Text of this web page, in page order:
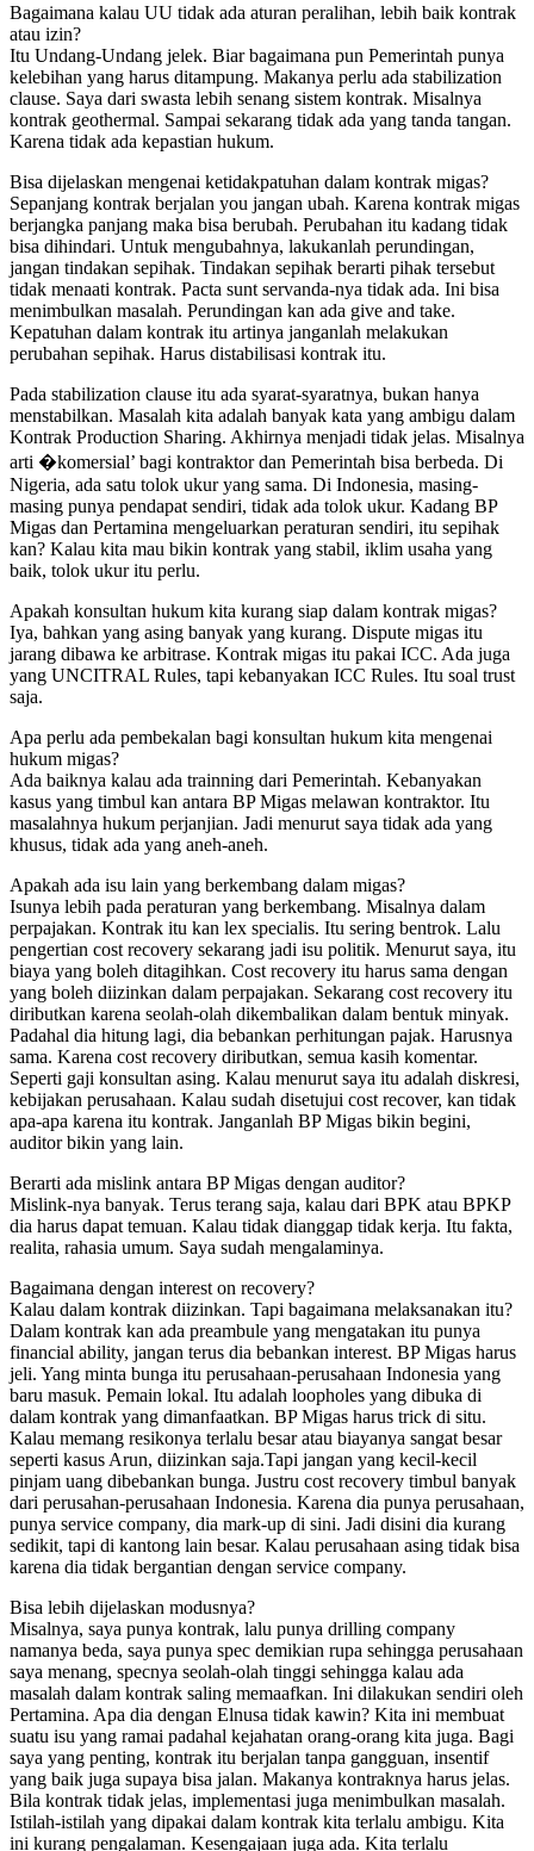
Bagaimana kalau UU tidak ada aturan peralihan, lebih baik kontrak
atau izin?
Itu Undang-Undang jelek. Biar bagaimana pun Pemerintah punya
kelebihan yang harus ditampung. Makanya perlu ada stabilization
clause. Saya dari swasta lebih senang sistem kontrak. Misalnya
kontrak geothermal. Sampai sekarang tidak ada yang tanda tangan.
Karena tidak ada kepastian hukum.
Bisa dijelaskan mengenai ketidakpatuhan dalam kontrak migas?
Sepanjang kontrak berjalan you jangan ubah. Karena kontrak migas
berjangka panjang maka bisa berubah. Perubahan itu kadang tidak
bisa dihindari. Untuk mengubahnya, lakukanlah perundingan,
jangan tindakan sepihak. Tindakan sepihak berarti pihak tersebut
tidak menaati kontrak. Pacta sunt servanda-nya tidak ada. Ini bisa
menimbulkan masalah. Perundingan kan ada give and take.
Kepatuhan dalam kontrak itu artinya janganlah melakukan
perubahan sepihak. Harus distabilisasi kontrak itu.
Pada stabilization clause itu ada syarat-syaratnya, bukan hanya
menstabilkan. Masalah kita adalah banyak kata yang ambigu dalam
Kontrak Production Sharing. Akhirnya menjadi tidak jelas. Misalnya
arti �komersial’ bagi kontraktor dan Pemerintah bisa berbeda. Di
Nigeria, ada satu tolok ukur yang sama. Di Indonesia, masing-
masing punya pendapat sendiri, tidak ada tolok ukur. Kadang BP
Migas dan Pertamina mengeluarkan peraturan sendiri, itu sepihak
kan? Kalau kita mau bikin kontrak yang stabil, iklim usaha yang
baik, tolok ukur itu perlu.
Apakah konsultan hukum kita kurang siap dalam kontrak migas?
Iya, bahkan yang asing banyak yang kurang. Dispute migas itu
jarang dibawa ke arbitrase. Kontrak migas itu pakai ICC. Ada juga
yang UNCITRAL Rules, tapi kebanyakan ICC Rules. Itu soal trust
saja.
Apa perlu ada pembekalan bagi konsultan hukum kita mengenai
hukum migas?
Ada baiknya kalau ada trainning dari Pemerintah. Kebanyakan
kasus yang timbul kan antara BP Migas melawan kontraktor. Itu
masalahnya hukum perjanjian. Jadi menurut saya tidak ada yang
khusus, tidak ada yang aneh-aneh.
Apakah ada isu lain yang berkembang dalam migas?
Isunya lebih pada peraturan yang berkembang. Misalnya dalam
perpajakan. Kontrak itu kan lex specialis. Itu sering bentrok. Lalu
pengertian cost recovery sekarang jadi isu politik. Menurut saya, itu
biaya yang boleh ditagihkan. Cost recovery itu harus sama dengan
yang boleh diizinkan dalam perpajakan. Sekarang cost recovery itu
diributkan karena seolah-olah dikembalikan dalam bentuk minyak.
Padahal dia hitung lagi, dia bebankan perhitungan pajak. Harusnya
sama. Karena cost recovery diributkan, semua kasih komentar.
Seperti gaji konsultan asing. Kalau menurut saya itu adalah diskresi,
kebijakan perusahaan. Kalau sudah disetujui cost recover, kan tidak
apa-apa karena itu kontrak. Janganlah BP Migas bikin begini,
auditor bikin yang lain.
Berarti ada mislink antara BP Migas dengan auditor?
Mislink-nya banyak. Terus terang saja, kalau dari BPK atau BPKP
dia harus dapat temuan. Kalau tidak dianggap tidak kerja. Itu fakta,
realita, rahasia umum. Saya sudah mengalaminya.
Bagaimana dengan interest on recovery?
Kalau dalam kontrak diizinkan. Tapi bagaimana melaksanakan itu?
Dalam kontrak kan ada preambule yang mengatakan itu punya
financial ability, jangan terus dia bebankan interest. BP Migas harus
jeli. Yang minta bunga itu perusahaan-perusahaan Indonesia yang
baru masuk. Pemain lokal. Itu adalah loopholes yang dibuka di
dalam kontrak yang dimanfaatkan. BP Migas harus trick di situ.
Kalau memang resikonya terlalu besar atau biayanya sangat besar
seperti kasus Arun, diizinkan saja.Tapi jangan yang kecil-kecil
pinjam uang dibebankan bunga. Justru cost recovery timbul banyak
dari perusahan-perusahaan Indonesia. Karena dia punya perusahaan,
punya service company, dia mark-up di sini. Jadi disini dia kurang
sedikit, tapi di kantong lain besar. Kalau perusahaan asing tidak bisa
karena dia tidak bergantian dengan service company.
Bisa lebih dijelaskan modusnya?
Misalnya, saya punya kontrak, lalu punya drilling company
namanya beda, saya punya spec demikian rupa sehingga perusahaan
saya menang, specnya seolah-olah tinggi sehingga kalau ada
masalah dalam kontrak saling memaafkan. Ini dilakukan sendiri oleh
Pertamina. Apa dia dengan Elnusa tidak kawin? Kita ini membuat
suatu isu yang ramai padahal kejahatan orang-orang kita juga. Bagi
saya yang penting, kontrak itu berjalan tanpa gangguan, insentif
yang baik juga supaya bisa jalan. Makanya kontraknya harus jelas.
Bila kontrak tidak jelas, implementasi juga menimbulkan masalah.
Istilah-istilah yang dipakai dalam kontrak kita terlalu ambigu. Kita
ini kurang pengalaman. Kesengajaan juga ada. Kita terlalu